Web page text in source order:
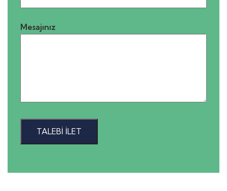
Mesajınız
TALEBI İLET